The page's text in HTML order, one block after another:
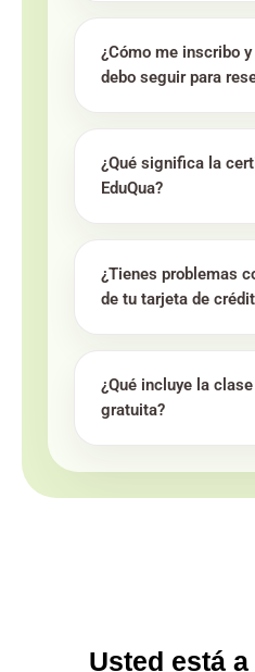
¿Cómo me inscribo
debo seguir para
¿Qué significa la
EduQua?
¿Tienes problemas
de tu tarjeta de
¿Qué incluye la
gratuita?
Usted está